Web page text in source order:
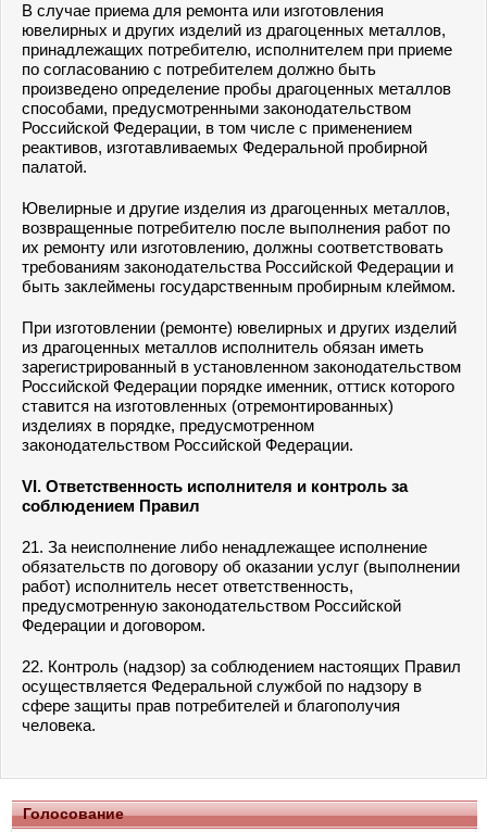
В случае приема для ремонта или изготовления
ювелирных и других изделий из драгоценных металлов,
принадлежащих потребителю, исполнителем при приеме
по согласованию с потребителем должно быть
произведено определение пробы драгоценных металлов
способами, предусмотренными законодательством
Российской Федерации, в том числе с применением
реактивов, изготавливаемых Федеральной пробирной
палатой.
Ювелирные и другие изделия из драгоценных металлов,
возвращенные потребителю после выполнения работ по
их ремонту или изготовлению, должны соответствовать
требованиям законодательства Российской Федерации и
быть заклеймены государственным пробирным клеймом.
При изготовлении (ремонте) ювелирных и других изделий
из драгоценных металлов исполнитель обязан иметь
зарегистрированный в установленном законодательством
Российской Федерации порядке именник, оттиск которого
ставится на изготовленных (отремонтированных)
изделиях в порядке, предусмотренном
законодательством Российской Федерации.
VI. Ответственность исполнителя и контроль за
соблюдением Правил
21. За неисполнение либо ненадлежащее исполнение
обязательств по договору об оказании услуг (выполнении
работ) исполнитель несет ответственность,
предусмотренную законодательством Российской
Федерации и договором.
22. Контроль (надзор) за соблюдением настоящих Правил
осуществляется Федеральной службой по надзору в
сфере защиты прав потребителей и благополучия
человека.
Голосование